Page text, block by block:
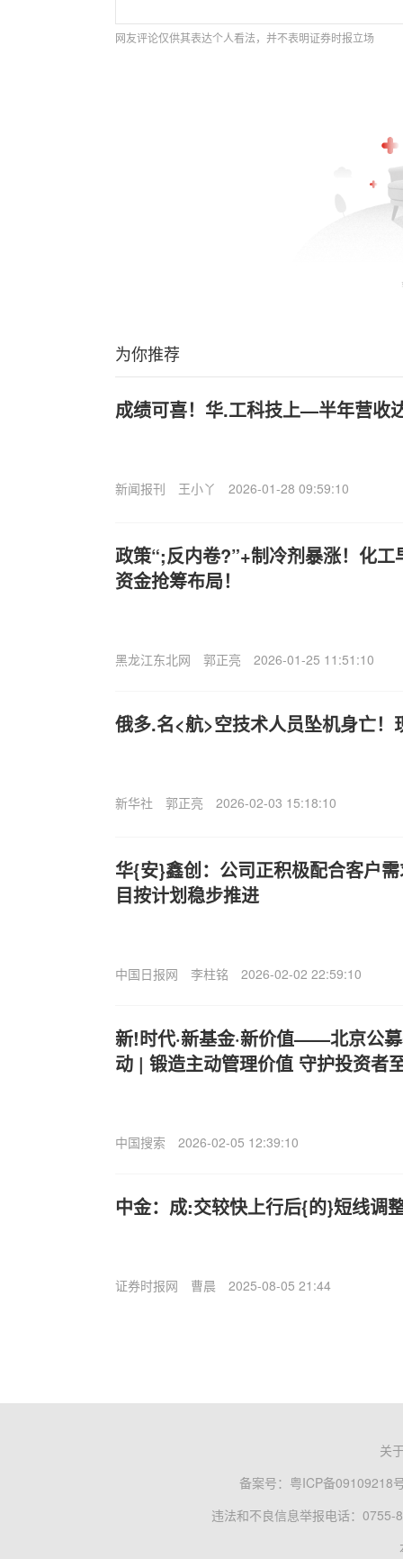
网友评论仅供其表达个人看法，并不表明证券时报立场
为你推荐
成绩可喜！华.工科技上—半年营收
新闻报刊 王小丫 2026-01-28 09:59:10
政策“;反内卷?”+制冷剂暴涨！化
资金抢筹布局！
黑龙江东北网 郭正亮 2026-01-25 11:51:10
俄多.名<航>空技术人员坠机身亡！
新华社 郭正亮 2026-02-03 15:18:10
华{安}鑫创：公司正积极配合客户
目按计划稳步推进
中国日报网 李柱铭 2026-02-02 22:59:10
新!时代·新基金·新价值——北京公
动 | 锻造主动管理价值 守护投资者
中国搜索 2026-02-05 12:39:10
中金：成:交较快上行后{的}短线调
证券时报网 曹晨 2025-08-05 21:44
关
备案号： 粤ICP备09109218
违法和不良信息举报电话：0755-